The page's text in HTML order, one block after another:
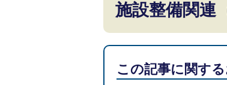
施設整備関連
この記事に関す